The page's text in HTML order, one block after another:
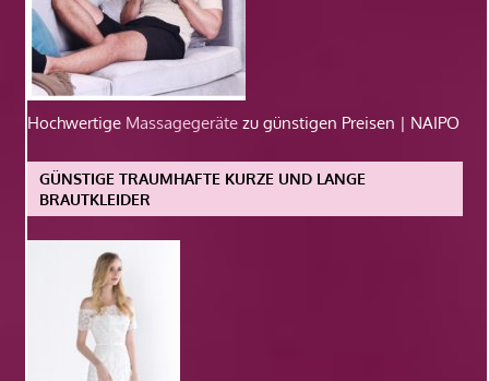
Hochwertige Massagegeräte zu günstigen Preisen | NAIPO
GÜNSTIGE TRAUMHAFTE KURZE UND LANGE
BRAUTKLEIDER